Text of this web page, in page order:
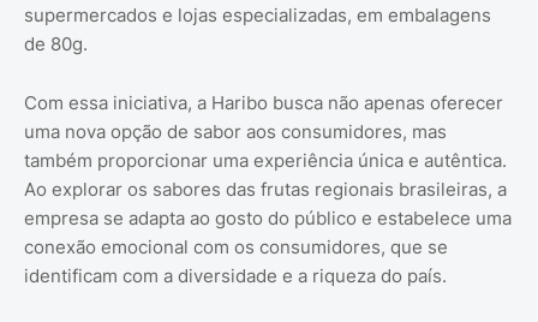
supermercados e lojas especializadas, em embalagens
de 80g.
Com essa iniciativa, a Haribo busca não apenas oferecer
uma nova opção de sabor aos consumidores, mas
também proporcionar uma experiência única e autêntica.
Ao explorar os sabores das frutas regionais brasileiras, a
empresa se adapta ao gosto do público e estabelece uma
conexão emocional com os consumidores, que se
identificam com a diversidade e a riqueza do país.